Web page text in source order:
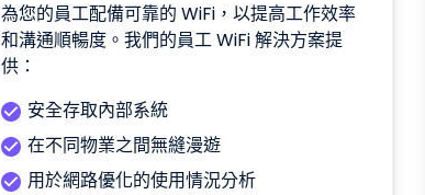
為您的員工配備可靠的 WiFi，以提高工作效率
和溝通順暢度。我們的員工 WiFi 解決方案提
供：
安全存取內部系統
在不同物業之間無縫漫遊
用於網路優化的使用情況分析